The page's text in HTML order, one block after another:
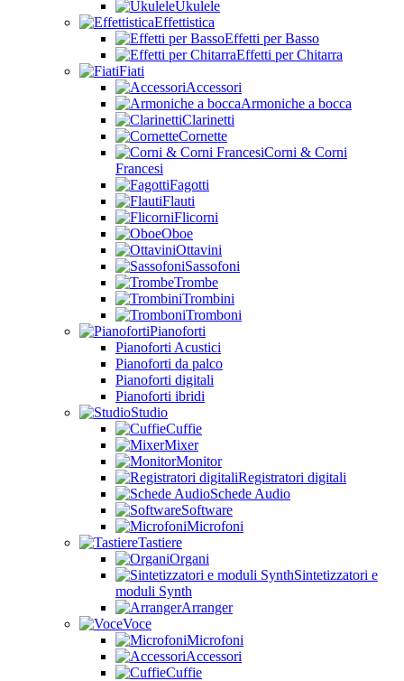
Ukulele
Effettistica
Effetti per Basso
Effetti per Chitarra
Fiati
Accessori
Armoniche a bocca
Clarinetti
Cornette
Corni & Corni
Francesi
Fagotti
Flauti
Flicorni
Oboe
Ottavini
Sassofoni
Trombe
Trombini
Tromboni
Pianoforti
Pianoforti Acustici
Pianoforti da palco
Pianoforti digitali
Pianoforti ibridi
Studio
Cuffie
Mixer
Monitor
Registratori digitali
Schede Audio
Software
Microfoni
Tastiere
Organi
Sintetizzatori e
moduli Synth
Arranger
Voce
Microfoni
Accessori
Cuffie